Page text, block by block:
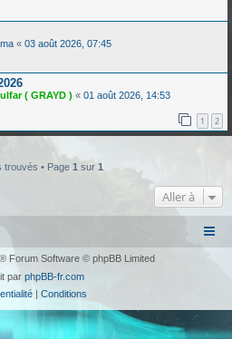
« 03 août 2026, 07:45
( GRAYD ) « 01 août 2026, 14:53
1 2
trouvés • Page 1sur 1
Aller à
® Forum Software © phpBB Limited
par phpBB-fr.com
| Conditions